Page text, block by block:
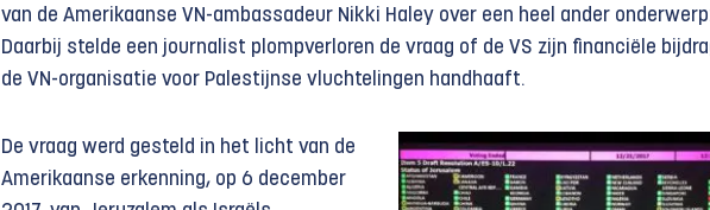
van de Amerikaanse VN-ambassadeur Nikki Haley over een heel ander
Daarbij stelde een journalist plompverloren de vraag of de VS zijn financiële
de VN-organisatie voor Palestijnse vluchtelingen handhaaft.
De vraag werd gesteld in het licht van de
Amerikaanse erkenning, op 6 december